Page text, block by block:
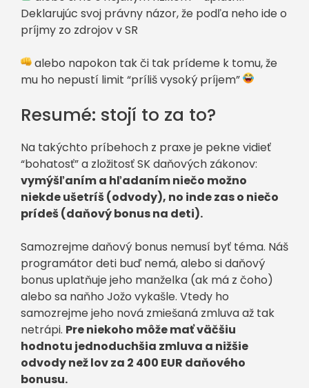
Deklarujúc svoj právny názor, že podľa neho ide o
príjmy zo zdrojov v SR
alebo napokon tak či tak prídeme k tomu, že
mu ho nepustí limit “príliš vysoký príjem”
Resumé: stojí to za to?
Na takýchto príbehoch z praxe je pekne vidieť
“bohatosť” a zložitosť SK daňových zákonov:
vymýšľaním a hľadaním niečo možno
niekde ušetríš (odvody), no inde zas o niečo
prídeš (daňový bonus na deti).
Samozrejme daňový bonus nemusí byť téma. Náš
programátor deti buď nemá, alebo si daňový
bonus uplatňuje jeho manželka (ak má z čoho)
alebo sa naňho Jožo vykašle. Vtedy ho
samozrejme jeho nová zmiešaná zmluva až tak
netrápi. Pre niekoho môže mať väčšiu
hodnotu jednoduchšia zmluva a nižšie
odvody než lov za 2 400 EUR daňového
bonusu.